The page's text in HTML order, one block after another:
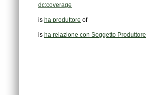
dc:coverage
is ha produttore of
is ha relazione con Soggetto Produttore